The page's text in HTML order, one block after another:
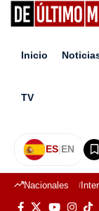
Inicio
TV
ES|EN
Nacionales